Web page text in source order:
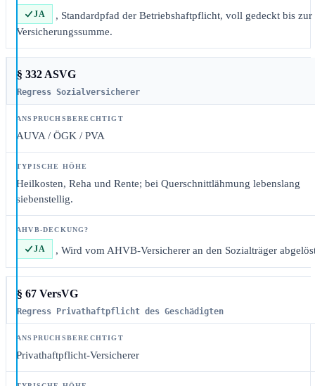
JA
, Standardpfad der Betriebshaftpflicht, voll gedeckt bis zur
Versicherungssumme.
§ 332 ASVG
Regress Sozialversicherer
AUVA / ÖGK / PVA
Heilkosten, Reha und Rente; bei Querschnittlähmung lebenslang
siebenstellig.
JA , Wird vom AHVB-Versicherer an den Sozialträger
§ 67 VersVG
Regress Privathaftpflicht des Geschädigten
Privathaftpflicht-Versicherer